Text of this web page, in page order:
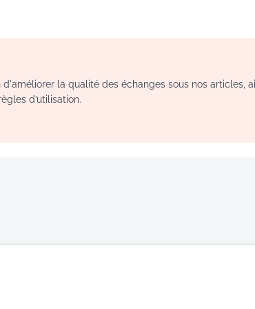
la qualité des échanges sous nos articles,
d’utilisation.